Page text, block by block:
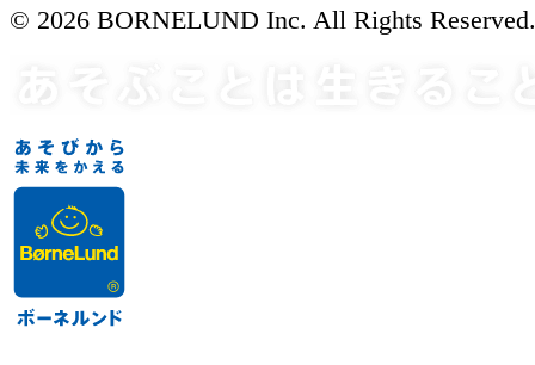
© 2026 BORNELUND Inc. All Rights Reserved.